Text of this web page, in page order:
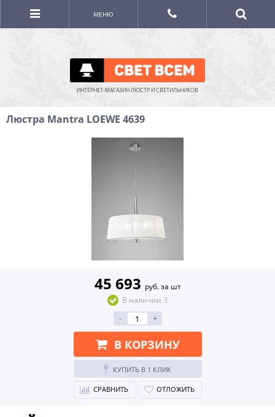
ИНТЕРНЕТ-МАГАЗИН ЛЮСТР И СВЕТИЛЬНИКОВ
МЕНЮ
Люстра Mantra LOEWE 4639
45 693 руб. за шт
В наличии 3
-
+
В КОРЗИНУ
КУПИТЬ В 1 КЛИК
СРАВНИТЬ ОТЛОЖИТЬ